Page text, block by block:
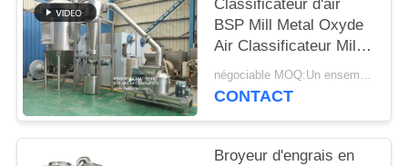
DU
SITE
PRIVACY
POLICY
Classificateur d'air
BSP Mill Metal Oxyde
Air Classificateur Mill
Mill Metal Oxyde ACM
GGRINder de
négociable MOQ:Un ensemble
CONTACT
Broyeur d'engrais en